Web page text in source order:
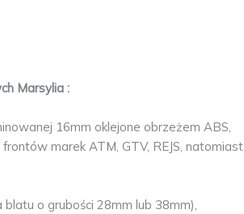
Marsylia :
16mm oklejone obrzeżem ABS,
marek ATM, GTV, REJS,
o grubości 28mm lub 38mm),